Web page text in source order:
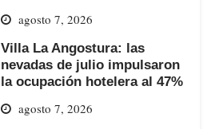
agosto 7, 2026
Villa La Angostura: las
nevadas de julio impulsaron
la ocupación hotelera al 47%
agosto 7, 2026